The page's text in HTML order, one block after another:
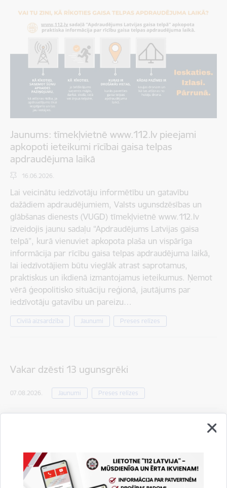
Jaunums: tīmekļvietnē www.112.lv pieejami
apkopoti ieteikumi rīcībai gaisa telpas
apdraudējuma laikā
16.06.2026.
Lai veicinātu iedzīvotāju informētību un gatavību
dažādiem apdraudējumiem, Valsts ugunsdzēsības un
glābšanas dienests (VUGD) tīmekļvietnē www.112.lv
izveidojis jaunu sadaļu “Apdraudējums Latvijas gaisa
telpā”, kurā vienuviet apkopota plaša un vispārīga
informācija par rīcību gaisa telpas apdraudējuma laikā,
lai iedzīvotājiem būtu vieglāk atrast saprotamus,
praktiskus un ikdienā izmantojamus ieteikumus. Ņemot
vērā ģeopolitisko situāciju reģionā, jautājums par
iedzīvotāju gatavību un pareizu…
Civilā aizsardzība Jaunumi Preses relīzes
Vakar dzēsti 13 ugunsgrēki
07.08.2026. Jaunumi Preses relīzes
Ādažu novadā no ūdenstilpes izcelts bojā gājis
06.08.2026. Jaunumi Preses relīzes